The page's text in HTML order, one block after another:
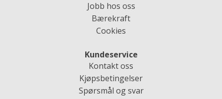
Jobb hos oss
Bærekraft
Cookies
Kundeservice
Kontakt oss
Kjøpsbetingelser
Spørsmål og svar